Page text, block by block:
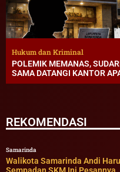
Hukum dan Kriminal
POLEMIK MEMANAS,
SAMA DATANGI KANTOR
REKOMENDASI
Samarinda
Walikota Samarinda Andi